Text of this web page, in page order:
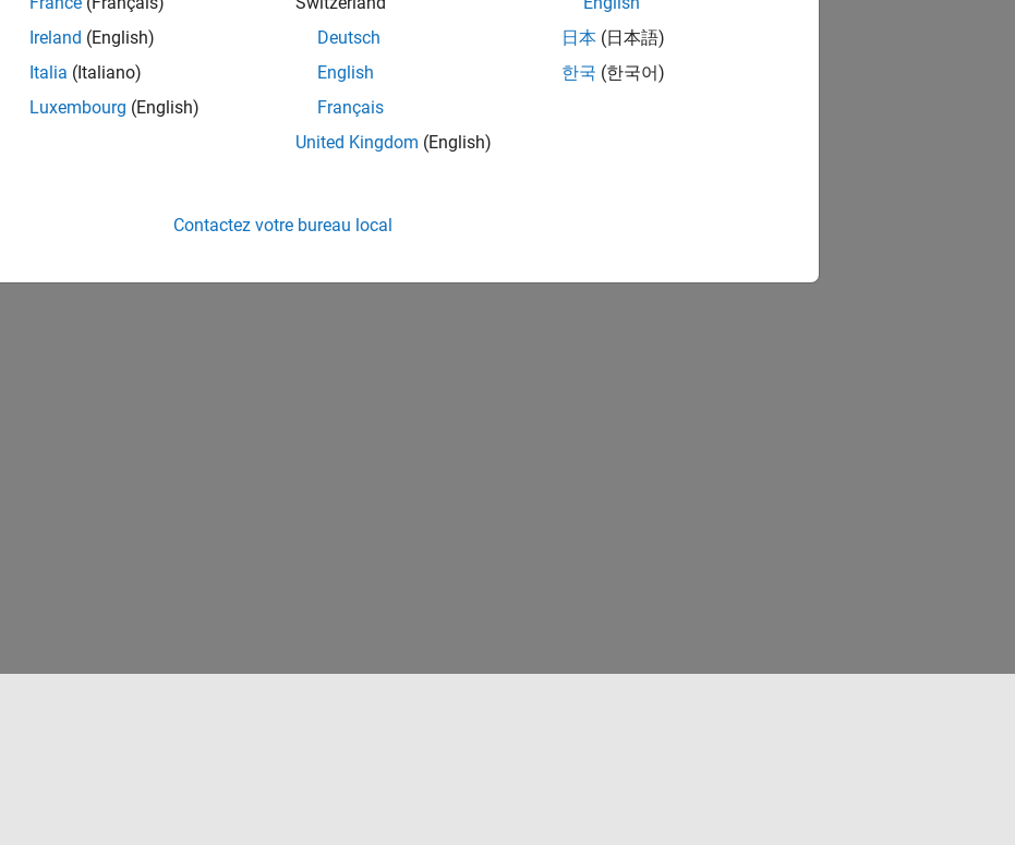
Ireland (English)
Italia (Italiano)
Luxembourg (English)
Deutsch
English
Français
United Kingdom (English)
日本 (日本語)
한국 (한국어)
Contactez votre bureau local